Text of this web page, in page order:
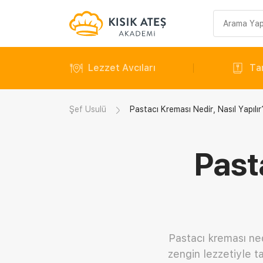
sorgusu
Lezzet Avcıları
Şef Usulü Pastacı Kreması Nedir, Nasıl
Pastacı kreması
zengin lezzetiyle